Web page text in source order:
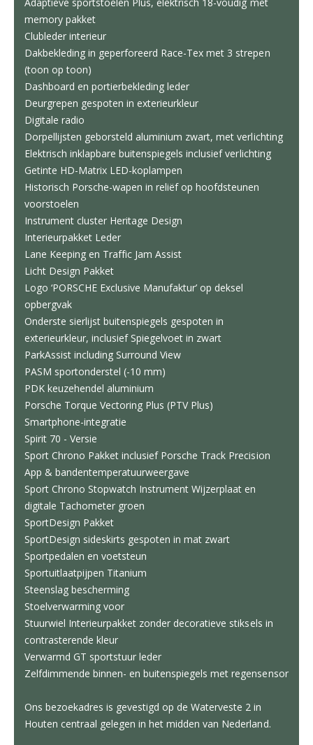
memory pakket
Clubleder interieur
Dakbekleding in geperforeerd Race-Tex met 3 strepen
(toon op toon)
Dashboard en portierbekleding leder
Deurgrepen gespoten in exterieurkleur
Digitale radio
Dorpellijsten geborsteld aluminium zwart, met verlichting
Elektrisch inklapbare buitenspiegels inclusief verlichting
Getinte HD-Matrix LED-koplampen
Historisch Porsche-wapen in reliëf op hoofdsteunen
voorstoelen
Instrument cluster Heritage Design
Interieurpakket Leder
Lane Keeping en Traffic Jam Assist
Licht Design Pakket
Logo ‘PORSCHE Exclusive Manufaktur’ op deksel
opbergvak
Onderste sierlijst buitenspiegels gespoten in
exterieurkleur, inclusief Spiegelvoet in zwart
ParkAssist including Surround View
PASM sportonderstel (-10 mm)
PDK keuzehendel aluminium
Porsche Torque Vectoring Plus (PTV Plus)
Smartphone-integratie
Spirit 70 - Versie
Sport Chrono Pakket inclusief Porsche Track Precision
App & bandentemperatuurweergave
Sport Chrono Stopwatch Instrument Wijzerplaat en
digitale Tachometer groen
SportDesign Pakket
SportDesign sideskirts gespoten in mat zwart
Sportpedalen en voetsteun
Sportuitlaatpijpen Titanium
Steenslag bescherming
Stoelverwarming voor
Stuurwiel Interieurpakket zonder decoratieve stiksels in
contrasterende kleur
Verwarmd GT sportstuur leder
Zelfdimmende binnen- en buitenspiegels met regensensor
Ons bezoekadres is gevestigd op de Waterveste 2 in
Houten centraal gelegen in het midden van Nederland.